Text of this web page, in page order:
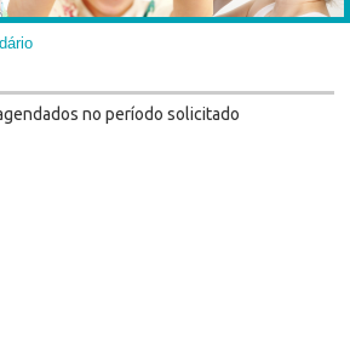
no período solicitado